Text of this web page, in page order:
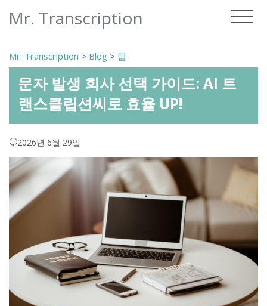
Mr. Transcription
Mr. Transcription > Blog > 팁
문자 발생 회사 선택 가이드: AI 트
랜스클립션씨로 효율 UP!
2026년 6월 29일